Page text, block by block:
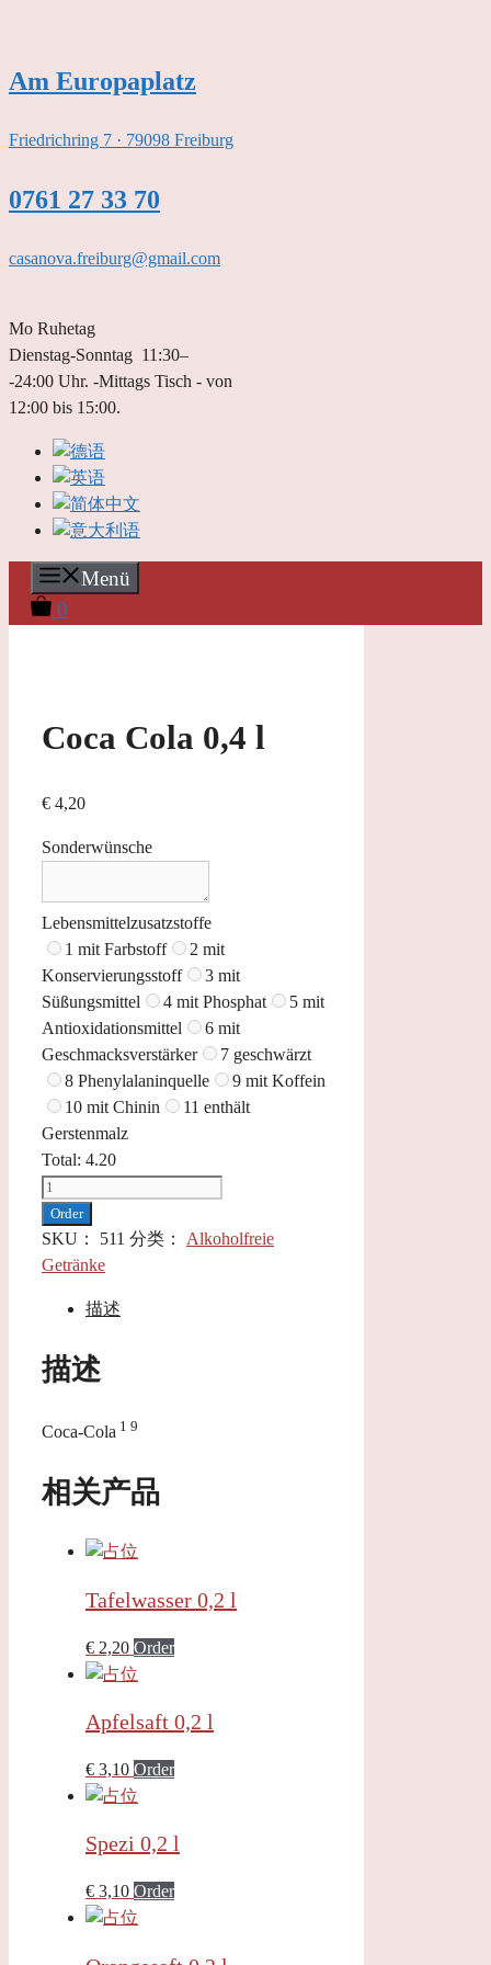
内
容
Am Europaplatz
Friedrichring 7 · 79098 Freiburg
0761 27 33 70
casanova.freiburg@gmail.com
Mo Ruhetag
Dienstag-Sonntag 11:30–
-24:00 Uhr. -Mittags Tisch - von
12:00 bis 15:00.
Menü
0
Coca Cola 0,4 l
€ 4,20
Sonderwünsche
Lebensmittelzusatzstoffe
1 mit Farbstoff
2 mit
Konservierungsstoff
3 mit
Süßungsmittel
4 mit Phosphat
5 mit
Antioxidationsmittel
6 mit
Geschmacksverstärker
7 geschwärzt
8 Phenylalaninquelle
9 mit Koffein
10 mit Chinin
11 enthält
Gerstenmalz
Total: 4.20
Coca
Cola
0,4
l
Order
SKU： 511 分类： Alkoholfreie
Getränke
描述
描述
Coca-Cola 1 9
相关产品
Tafelwasser 0,2 l
€ 2,20 Order
Apfelsaft 0,2 l
€ 3,10 Order
Spezi 0,2 l
€ 3,10 Order